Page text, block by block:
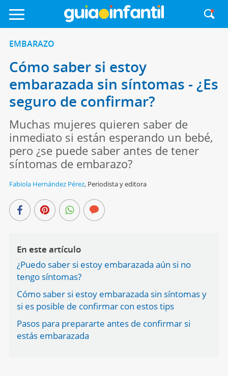
EMBARAZO
Cómo saber si estoy
embarazada sin síntomas - ¿Es
seguro de confirmar?
Muchas mujeres quieren saber de
inmediato si están esperando un bebé,
pero ¿se puede saber antes de tener
síntomas de embarazo?
Fabiola Hernández Pérez, Periodista y editora
En este artículo
¿Puedo saber si estoy embarazada aún si no
tengo síntomas?
Cómo saber si estoy embarazada sin síntomas y
si es posible de confirmar con estos tips
Pasos para prepararte antes de confirmar si
estás embarazada